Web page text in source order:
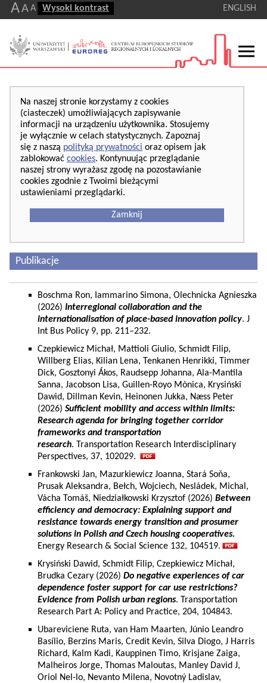
AA A Wysoki kontrast ENGLISH
Na naszej stronie korzystamy z cookies
(ciasteczek) umożliwiających zapisywanie
informacji na urządzeniu użytkownika. Stosujemy
je wyłącznie w celach statystycznych. Zapoznaj
się z naszą polityką prywatności oraz opisem jak
zablokować cookies. Kontynuując przeglądanie
naszej strony wyrażasz zgodę na pozostawianie
cookies zgodnie z Twoimi bieżącymi
ustawieniami przeglądarki.
Zamknij
Publikacje
Boschma Ron, Iammarino Simona, Olechnicka Agnieszka
(2026) Interregional collaboration and the
internationalisation of place-based innovation policy. J
Int Bus Policy 9, pp. 211–232.
Czepkiewicz Michał, Mattioli Giulio, Schmidt Filip,
Willberg Elias, Kilian Lena, Tenkanen Henrikki, Timmer
Dick, Gosztonyi Ákos, Raudsepp Johanna, Ala-Mantila
Sanna, Jacobson Lisa, Guillen-Royo Mònica, Krysiński
Dawid, Dillman Kevin, Heinonen Jukka, Næss Peter
(2026) Sufficient mobility and access within limits:
Research agenda for bringing together corridor
frameworks and transportation
research. Transportation Research Interdisciplinary
Perspectives, 37, 102029.
Frankowski Jan, Mazurkiewicz Joanna, Stará Soňa,
Prusak Aleksandra, Bełch, Wojciech, Nesládek, Michal,
Vácha Tomáš, Niedziałkowski Krzysztof (2026) Between
efficiency and democracy: Explaining support and
resistance towards energy transition and prosumer
solutions in Polish and Czech housing cooperatives.
Energy Research & Social Science 132, 104519.
Krysiński Dawid, Schmidt Filip, Czepkiewicz Michał,
Brudka Cezary (2026) Do negative experiences of car
dependence foster support for car use restrictions?
Evidence from Polish urban regions. Transportation
Research Part A: Policy and Practice, 204, 104843.
Ubareviciene Ruta, van Ham Maarten, Júnio Leandro
Basílio, Berzins Maris, Credit Kevin, Silva Diogo, J Harris
Richard, Kalm Kadi, Kauppinen Timo, Krisjane Zaiga,
Malheiros Jorge, Thomas Maloutas, Manley David J,
Oriol Nel-lo, Nevanto Milena, Novotný Ladislav,